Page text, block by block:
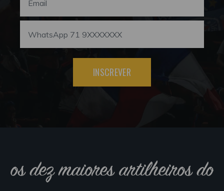
INSCREVER
os dez maiores artilheiros do